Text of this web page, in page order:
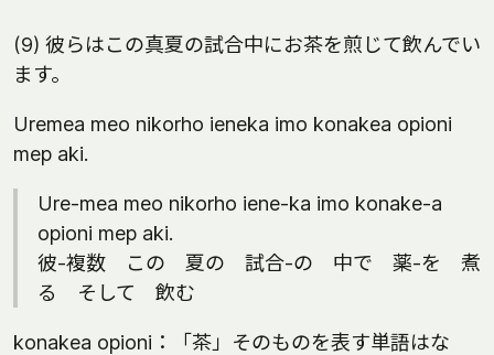
(9) 彼らはこの真夏の試合中にお茶を煎じて飲んでい
ます。
Uremea meo nikorho ieneka imo konakea opioni
mep aki.
Ure-mea meo nikorho iene-ka imo konake-a
opioni mep aki.
彼-複数 この 夏の 試合-の 中で 薬-を 煮
る そして 飲む
konakea opioni：「茶」そのものを表す単語はな